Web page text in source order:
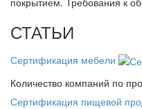
СТАТЬИ
Сертификация мебели
Количество компаний по
Сертификация пищевой